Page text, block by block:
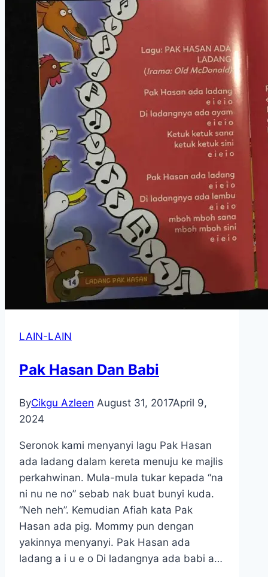
2020
Dibuka
Sekarang
LAIN-LAIN
Pak Hasan Dan Babi
ByCikgu Azleen August 31, 2017April 9,
2024
Seronok kami menyanyi lagu Pak Hasan
ada ladang dalam kereta menuju ke majlis
perkahwinan. Mula-mula tukar kepada “na
ni nu ne no” sebab nak buat bunyi kuda.
“Neh neh”. Kemudian Afiah kata Pak
Hasan ada pig. Mommy pun dengan
yakinnya menyanyi. Pak Hasan ada
ladang a i u e o Di ladangnya ada babi a…